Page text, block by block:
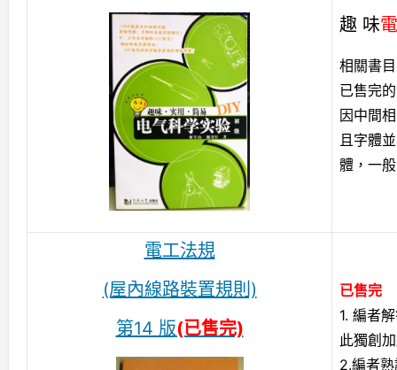
趣 味
相關書目
已售完
因中間
且字體
體，一
電工法規
(屋內線路裝置規則)
第14 版(已售完)
已售完
1. 編者
此獨創
2.編者